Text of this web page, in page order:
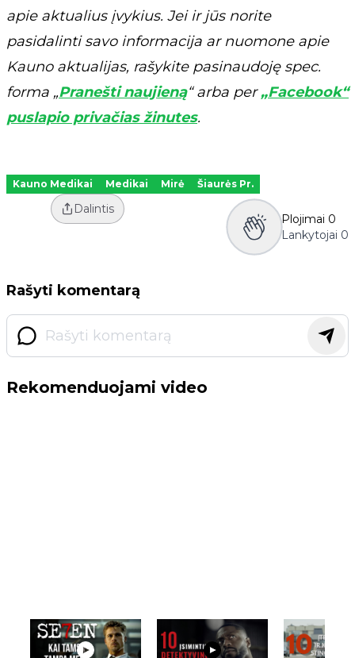
apie aktualius įvykius. Jei ir jūs norite
pasidalinti savo informacija ar nuomone apie
Kauno aktualijas, rašykite pasinaudoję spec.
forma „Pranešti naujieną“ arba per„Facebook“
puslapio privačias žinutes.
Kauno Medikai Medikai Mirė Šiaurės Pr.
Dalintis
Plojimai 0
Lankytojai 0
Rašyti komentarą
Rekomenduojami video